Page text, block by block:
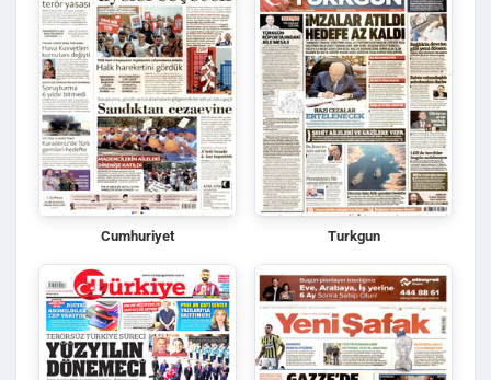
Cumhuriyet Turkgun